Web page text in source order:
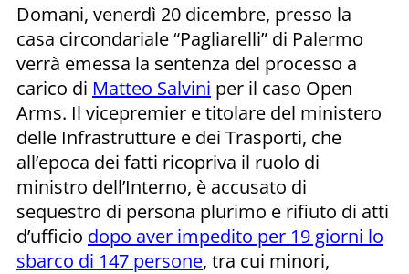
Domani, venerdì 20 dicembre, presso la
casa circondariale “Pagliarelli” di Palermo
verrà emessa la sentenza del processo a
carico di Matteo Salvini per il caso Open
Arms. Il vicepremier e titolare del ministero
delle Infrastrutture e dei Trasporti, che
all’epoca dei fatti ricopriva il ruolo di
ministro dell’Interno, è accusato di
sequestro di persona plurimo e rifiuto di atti
d’ufficio dopo aver impedito per 19 giorni lo
sbarco di 147 persone, tra cui minori,